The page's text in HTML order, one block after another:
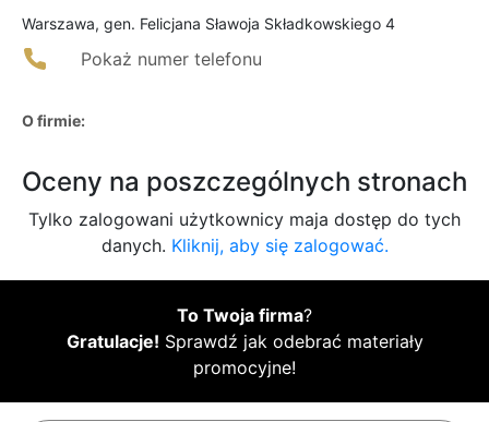
Warszawa, gen. Felicjana Sławoja Składkowskiego 4
Pokaż numer telefonu
O firmie:
Oceny na poszczególnych stronach
Tylko zalogowani użytkownicy maja dostęp do tych
danych. Kliknij, aby się zalogować.
To Twoja firma?
Gratulacje! Sprawdź jak odebrać materiały
promocyjne!